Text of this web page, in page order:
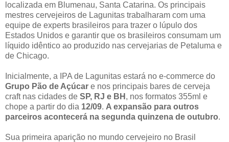
localizada em Blumenau, Santa Catarina. Os principais
mestres cervejeiros de Lagunitas trabalharam com uma
equipe de experts brasileiros para trazer o lúpulo dos
Estados Unidos e garantir que os brasileiros consumam um
líquido idêntico ao produzido nas cervejarias de Petaluma e
de Chicago.
Inicialmente, a IPA de Lagunitas estará no e-commerce do
Grupo Pão de Açúcar e nos principais bares de cerveja
craft nas cidades de SP, RJ e BH , nos formatos 355ml e
chope a partir do dia 12/09. A expansão para outros
parceiros acontecerá na segunda quinzena de outubro.
Sua primeira aparição no mundo cervejeiro no Brasil